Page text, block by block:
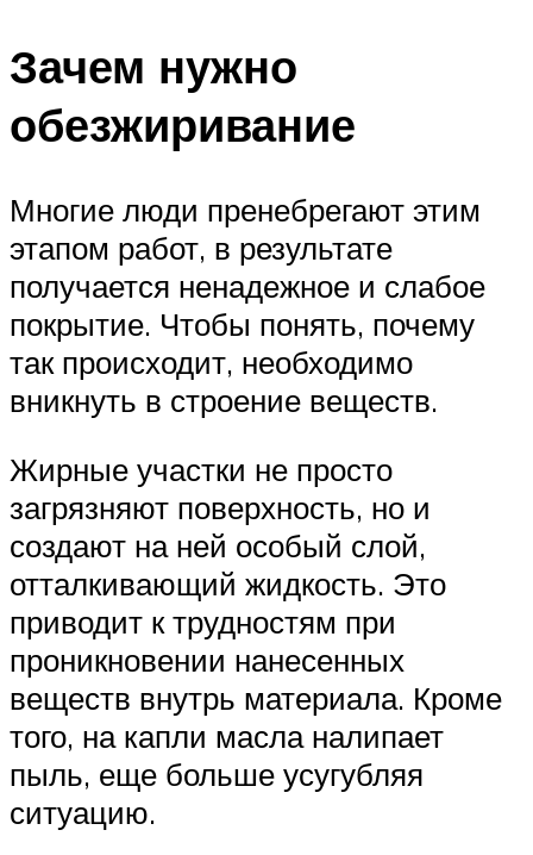
Зачем нужно
обезжиривание
Многие люди пренебрегают этим
этапом работ, в результате
получается ненадежное и слабое
покрытие. Чтобы понять, почему
так происходит, необходимо
вникнуть в строение веществ.
Жирные участки не просто
загрязняют поверхность, но и
создают на ней особый слой,
отталкивающий жидкость. Это
приводит к трудностям при
проникновении нанесенных
веществ внутрь материала. Кроме
того, на капли масла налипает
пыль, еще больше усугубляя
ситуацию.